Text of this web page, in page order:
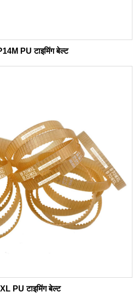
PU टाइमिंग बेल्ट
PU टाइमिंग बेल्ट